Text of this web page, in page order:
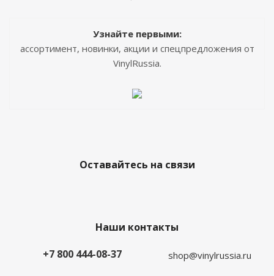
Узнайте первыми:
ассортимент, новинки, акции и спецпредложения от
VinylRussia.
Оставайтесь на связи
Наши контакты
+7 800 444-08-37
shop@vinylrussia.ru